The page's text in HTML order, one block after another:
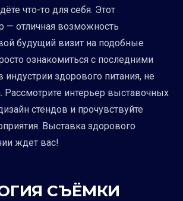
что-то для себя. Этот
— отличная возможность
будущий визит на подобные
ознакомиться с последними
здорового питания, не
Рассмотрите интерьер выставочных
стендов и прочувствуйте
Выставка здорового
ждет вас!
СЪЁМКИ